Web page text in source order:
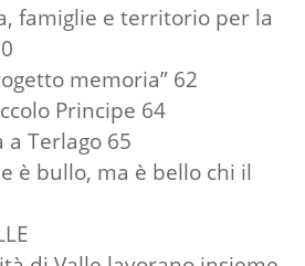
famiglie e territorio per la
memoria” 62
Principe 64
a Terlago 65
è bullo, ma è bello chi il